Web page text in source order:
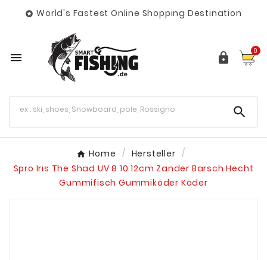
 World's Fastest Online Shopping Destination
  0

Home
Hersteller
Spro Iris The Shad UV 8 10 12cm Zander Barsch Hecht
Gummifisch Gummiköder Köder